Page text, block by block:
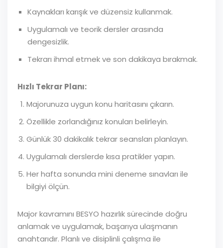
Kaynakları karışık ve düzensiz kullanmak.
Uygulamalı ve teorik dersler arasında
dengesizlik.
Tekrarı ihmal etmek ve son dakikaya bırakmak.
Hızlı Tekrar Planı:
Majorunuza uygun konu haritasını çıkarın.
Özellikle zorlandığınız konuları belirleyin.
Günlük 30 dakikalık tekrar seansları planlayın.
Uygulamalı derslerde kısa pratikler yapın.
Her hafta sonunda mini deneme sınavları ile
bilgiyi ölçün.
Major kavramını BESYO hazırlık sürecinde doğru
anlamak ve uygulamak, başarıya ulaşmanın
anahtarıdır. Planlı ve disiplinli çalışma ile